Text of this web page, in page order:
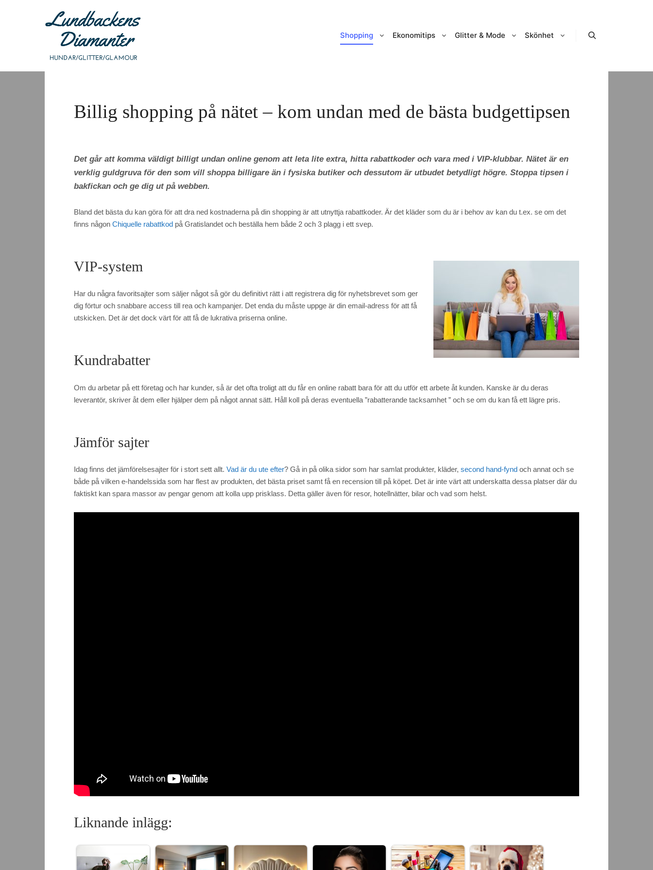
Shopping Ekonomitips Glitter & Mode Skönhet
Billig shopping på nätet – kom undan med de bästa budgettipsen
Det går att komma väldigt billigt undan online genom att leta lite extra, hitta rabattkoder och vara med i VIP-klubbar. Nätet är en
verklig guldgruva för den som vill shoppa billigare än i fysiska butiker och dessutom är utbudet betydligt högre. Stoppa tipsen i
bakfickan och ge dig ut på webben.
Bland det bästa du kan göra för att dra ned kostnaderna på din shopping är att utnyttja rabattkoder. Är det kläder som du är i behov av kan du t.ex. se om det
finns någon Chiquelle rabattkod på Gratislandet och beställa hem både 2 och 3 plagg i ett svep.
VIP-system
Har du några favoritsajter som säljer något så gör du definitivt rätt i att registrera dig för nyhetsbrevet som ger
dig förtur och snabbare access till rea och kampanjer. Det enda du måste uppge är din email-adress för att få
utskicken. Det är det dock värt för att få de lukrativa priserna online.
Kundrabatter
Om du arbetar på ett företag och har kunder, så är det ofta troligt att du får en online rabatt bara för att du utför ett arbete åt kunden. Kanske är du deras
leverantör, skriver åt dem eller hjälper dem på något annat sätt. Håll koll på deras eventuella ”rabatterande tacksamhet ” och se om du kan få ett lägre pris.
Jämför sajter
Idag finns det jämförelsesajter för i stort sett allt. Vad är du ute efter? Gå in på olika sidor som har samlat produkter, kläder, second hand-fynd och annat och se
både på vilken e-handelssida som har flest av produkten, det bästa priset samt få en recension till på köpet. Det är inte värt att underskatta dessa platser där du
faktiskt kan spara massor av pengar genom att kolla upp prisklass. Detta gäller även för resor, hotellnätter, bilar och vad som helst.
Liknande inlägg: